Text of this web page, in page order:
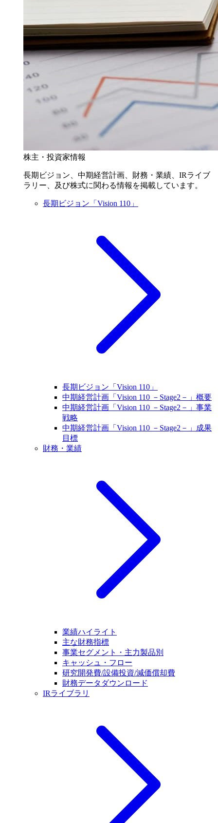
株主・投資家情報
長期ビジョン、中期経営計画、財務・業績、IRライブ
ラリー、及び株式に関わる情報を掲載しています。
長期ビジョン「Vision 110」
長期ビジョン「Vision 110」
中期経営計画「Vision 110 －Stage2－」概要
中期経営計画「Vision 110 －Stage2－」事業
戦略
中期経営計画「Vision 110 －Stage2－」成果
目標
財務・業績
業績ハイライト
主な財務指標
事業セグメント・主力製品別
キャッシュ・フロー
研究開発費/設備投資/減価償却費
財務データダウンロード
IRライブラリ